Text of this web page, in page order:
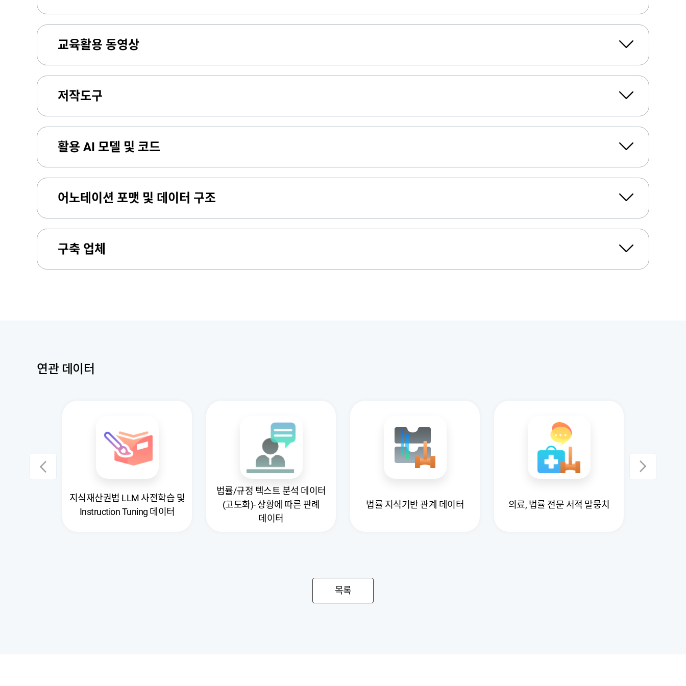
교육활용 동영상
저작도구
활용 AI 모델 및 코드
어노테이션 포맷 및 데이터 구조
구축 업체
연관 데이터
지식재산권법 LLM 사전학습 및
Instruction Tuning 데이터
법률/규정 텍스트 분석 데이터
(고도화)- 상황에 따른 판례
데이터
법률 지식기반 관계 데이터 의료, 법률 전문 서적 말뭉치
목록